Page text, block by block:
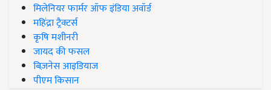
मिलेनियर फार्मर ऑफ इंडिया अवॉर्ड
महिंद्रा ट्रैक्टर्स
कृषि मशीनरी
जायद की फसल
बिज़नेस आइडियाज
पीएम किसान